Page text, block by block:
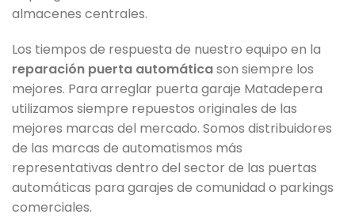
almacenes centrales.
Los tiempos de respuesta de nuestro equipo en la
reparación puerta automáticason siempre los
mejores. Para arreglar puerta garaje Matadepera
utilizamos siempre repuestos originales de las
mejores marcas del mercado. Somos distribuidores
de las marcas de automatismos más
representativas dentro del sector de las puertas
automáticas para garajes de comunidad o parkings
comerciales.